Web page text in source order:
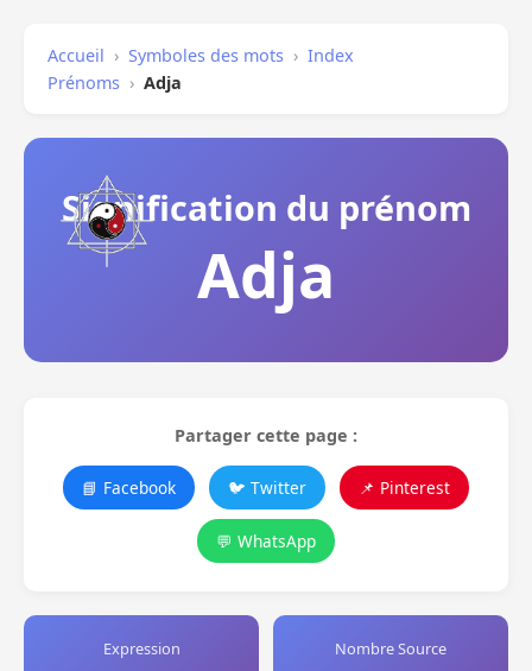
Accueil › Symboles des mots › Index
Prénoms › Adja
Signification du prénom
Adja
Partager cette page :
📘 Facebook 🐦 Twitter 📌 Pinterest
💬 WhatsApp
Expression Nombre Source